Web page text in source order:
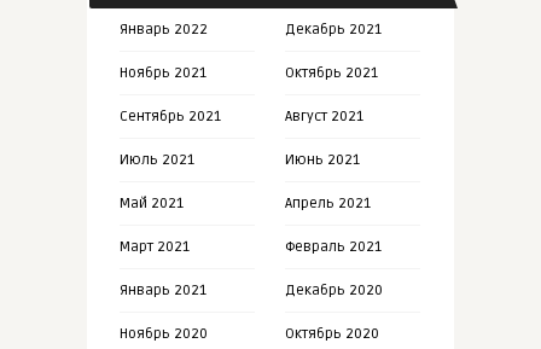
Январь 2022 Декабрь 2021
Ноябрь 2021 Октябрь 2021
Сентябрь 2021 Август 2021
Июль 2021 Июнь 2021
Май 2021 Апрель 2021
Март 2021 Февраль 2021
Январь 2021 Декабрь 2020
Ноябрь 2020 Октябрь 2020